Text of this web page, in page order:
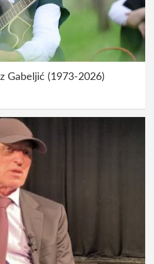
Gabeljić (1973-2026)